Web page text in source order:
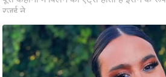
प्र
भु
म
हि
मा